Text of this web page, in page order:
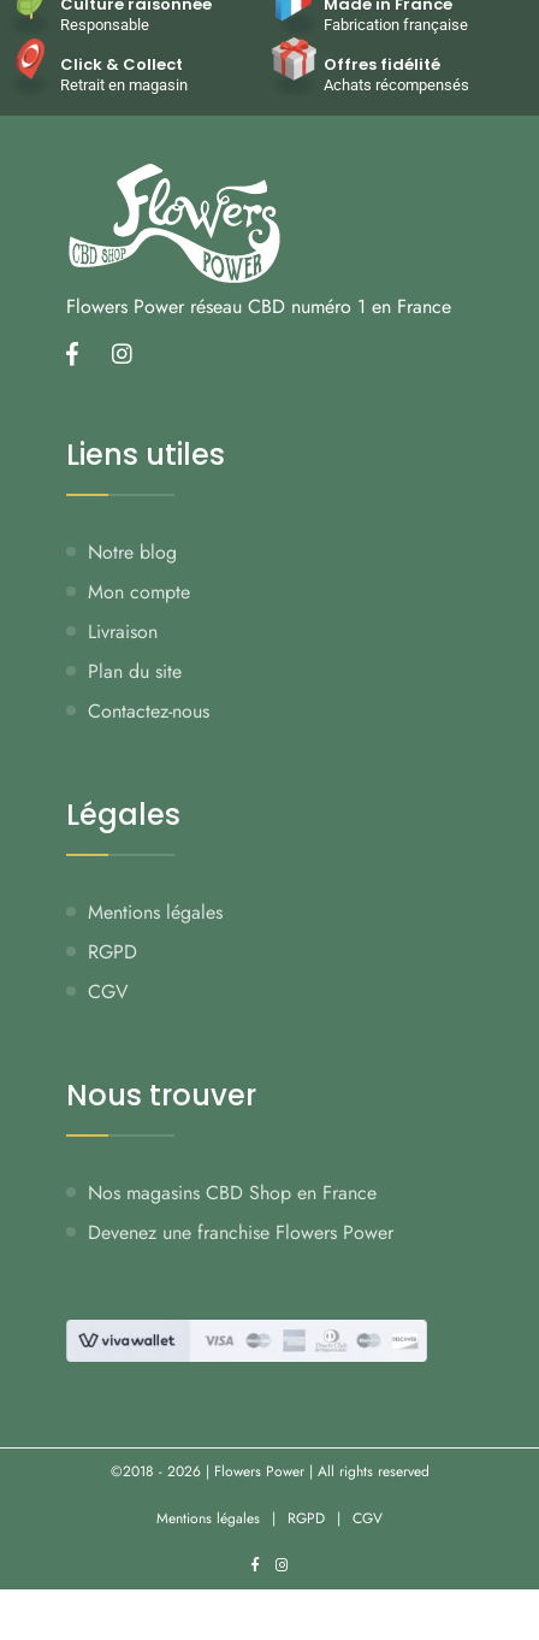
Responsable Fabrication française
Click & Collect
Retrait en magasin
Offres fidélité
Achats récompensés
Flowers Power réseau CBD numéro 1 en France
facebookinstagram
Liens utiles
Notre blog
Mon compte
Livraison
Plan du site
Contactez-nous
Légales
Mentions légales
RGPD
CGV
Nous trouver
Nos magasins CBD Shop en France
Devenez une franchise Flowers Power
©2018 - 2026 | Flowers Power | All rights reserved
Mentions légales RGPD CGV
facebookinstagram